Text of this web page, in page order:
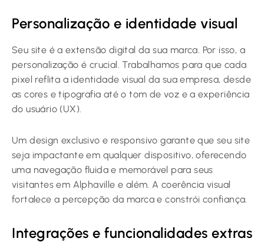
Personalização e identidade visual
Seu site é a extensão digital da sua marca. Por isso, a
personalização é crucial. Trabalhamos para que cada
pixel reflita a identidade visual da sua empresa, desde
as cores e tipografia até o tom de voz e a experiência
do usuário (UX).
Um design exclusivo e responsivo garante que seu site
seja impactante em qualquer dispositivo, oferecendo
uma navegação fluida e memorável para seus
visitantes em Alphaville e além. A coerência visual
fortalece a percepção da marca e constrói confiança.
Integrações e funcionalidades extras